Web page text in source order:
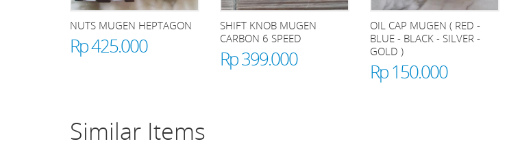
NUTS MUGEN HEPTAGON
Rp 425.000
SHIFT KNOB MUGEN
CARBON 6 SPEED
Rp 399.000
OIL CAP MUGEN ( RED -
BLUE - BLACK - SILVER -
GOLD )
Rp 150.000
Similar Items